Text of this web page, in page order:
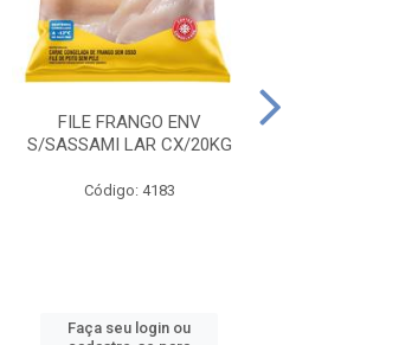
FILE FRANGO ENV
S/SASSAMI LAR CX/20KG
Código: 4183
Faça seu login ou